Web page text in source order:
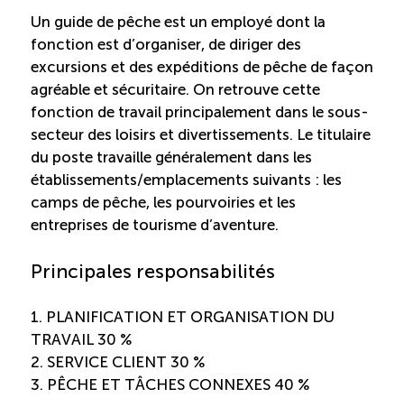
Saisonnalité des emplois
Outils et ressources
Descriptions de fonction
Un guide de pêche est un employé dont la
fonction est d’organiser, de diriger des
excursions et des expéditions de pêche de façon
agréable et sécuritaire. On retrouve cette
fonction de travail principalement dans le sous-
secteur des loisirs et divertissements. Le titulaire
du poste travaille généralement dans les
établissements/emplacements suivants : les
camps de pêche, les pourvoiries et les
entreprises de tourisme d’aventure.
Principales responsabilités
1. PLANIFICATION ET ORGANISATION DU
TRAVAIL 30 %
2. SERVICE CLIENT 30 %
3. PÊCHE ET TÂCHES CONNEXES 40 %